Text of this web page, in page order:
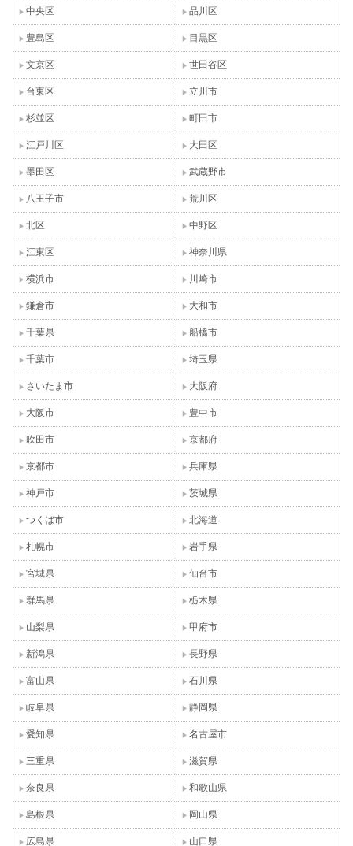
中央区 品川区
豊島区 目黒区
文京区 世田谷区
台東区 立川市
杉並区 町田市
江戸川区 大田区
墨田区 武蔵野市
八王子市 荒川区
北区 中野区
江東区 神奈川県
横浜市 川崎市
鎌倉市 大和市
千葉県 船橋市
千葉市 埼玉県
さいたま市 大阪府
大阪市 豊中市
吹田市 京都府
京都市 兵庫県
神戸市 茨城県
つくば市 北海道
札幌市 岩手県
宮城県 仙台市
群馬県 栃木県
山梨県 甲府市
新潟県 長野県
富山県 石川県
岐阜県 静岡県
愛知県 名古屋市
三重県 滋賀県
奈良県 和歌山県
島根県 岡山県
広島県 山口県